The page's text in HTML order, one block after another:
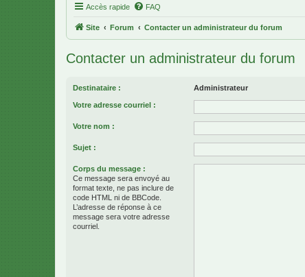
Accès rapide FAQ
Site Forum Contacter un administrateur du forum
Contacter un administrateur du forum
Destinataire : Administrateur
Votre adresse courriel :
Votre nom :
Sujet :
Corps du message :
Ce message sera envoyé au
format texte, ne pas inclure de
code HTML ni de BBCode.
L’adresse de réponse à ce
message sera votre adresse
courriel.